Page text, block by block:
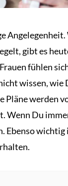
gibt es
fühlen
wissen, wie
werden
Wenn Du
wichtig